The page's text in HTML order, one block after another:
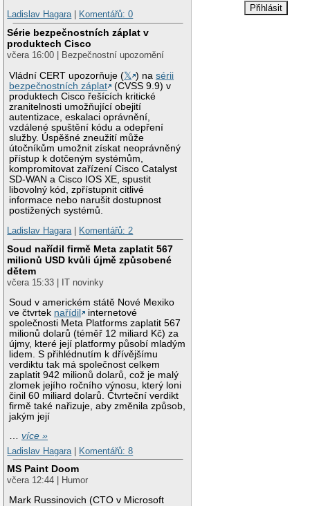
Ladislav Hagara| Komentářů: 0
Série bezpečnostních záplat v
produktech Cisco
včera 16:00 | Bezpečnostní upozornění
Vládní CERT upozorňuje (𝕏 ) nasérii
bezpečnostních záplat
(CVSS 9.9) v
produktech Cisco řešících kritické
zranitelnosti umožňující obejití
autentizace, eskalaci oprávnění,
vzdálené spuštění kódu a odepření
služby. Úspěšné zneužití může
útočníkům umožnit získat neoprávněný
přístup k dotčeným systémům,
kompromitovat zařízení Cisco Catalyst
SD-WAN a Cisco IOS XE, spustit
libovolný kód, zpřístupnit citlivé
informace nebo narušit dostupnost
postižených systémů.
Ladislav Hagara| Komentářů: 2
Soud nařídil firmě Meta zaplatit 567
milionů USD kvůli újmě způsobené
dětem
včera 15:33 | IT novinky
Soud v americkém státě Nové Mexiko
ve čtvrtek nařídil
internetové
společnosti Meta Platforms zaplatit 567
milionů dolarů (téměř 12 miliard Kč) za
újmy, které její platformy působí mladým
lidem. S přihlédnutím k dřívějšímu
verdiktu tak má společnost celkem
zaplatit 942 milionů dolarů, což je malý
zlomek jejího ročního výnosu, který loni
činil 60 miliard dolarů. Čtvrteční verdikt
firmě také nařizuje, aby změnila způsob,
jakým její
…více »
Ladislav Hagara
Komentářů: 8
MS Paint Doom
včera 12:44 | Humor
Mark Russinovich (CTO v Microsoft